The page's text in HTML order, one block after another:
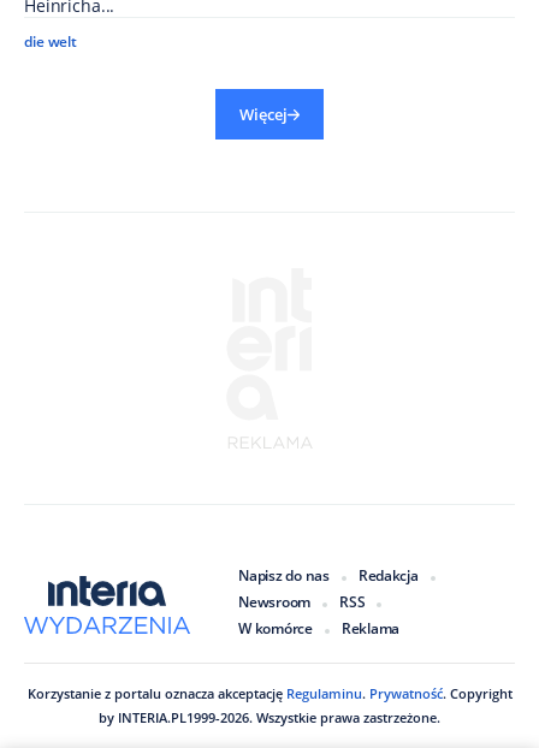
Heinricha...
die welt
Więcej
Napisz do nas
Redakcja
Newsroom
RSS
W komórce
Reklama
Korzystanie z portalu oznacza akceptację Regulaminu. Prywatność. Copyright
by INTERIA.PL1999-2026. Wszystkie prawa zastrzeżone.